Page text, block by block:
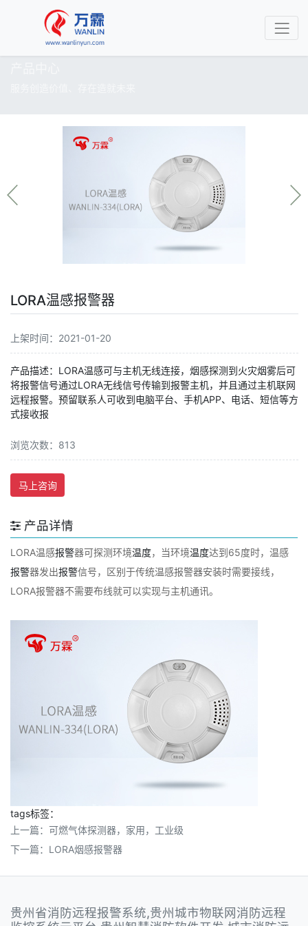
LORA温感报警器
上架时间：2021-01-20
产品描述：LORA温感可与主机无线连接，烟感探测到火灾烟雾后可
将报警信号通过LORA无线信号传输到报警主机，并且通过主机联网
远程报警。预留联系人可收到电脑平台、手机APP、电话、短信等方
式接收报
浏览次数：813
马上咨询
产品详情
LORA温感报警器可探测环境温度，当环境温度达到65度时，温感
报警器发出报警信号，区别于传统温感报警器安装时需要接线，
LORA报警器不需要布线就可以实现与主机通讯。
tags标签：
上一篇： 可燃气体探测器，家用，工业级
下一篇： LORA烟感报警器
贵州省消防远程报警系统,贵州城市物联网消防远程